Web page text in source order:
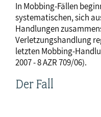
In Mobbing-Fällen
systematischen, sich
Handlungen
Verletzungshandlung
letzten Mobbing-
2007 - 8 AZR 709/06).
Der Fall